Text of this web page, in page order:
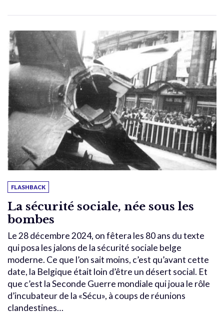
FLASHBACK
La sécurité sociale, née sous les
bombes
Le 28 décembre 2024, on fêtera les 80 ans du texte
qui posa les jalons de la sécurité sociale belge
moderne. Ce que l’on sait moins, c’est qu’avant cette
date, la Belgique était loin d’être un désert social. Et
que c’est la Seconde Guerre mondiale qui joua le rôle
d’incubateur de la «Sécu», à coups de réunions
clandestines…